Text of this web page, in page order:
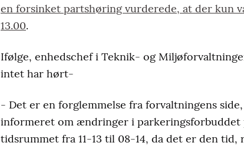
en forsinket partshøring vurderede, at der kun
13.00.
Ifølge, enhedschef i Teknik- og
intet har hørt-
- Det er en forglemmelse fra forvaltningens
informeret om ændringer i parkeringsforbuddet
tidsrummet fra 11-13 til 08-14, da det er den